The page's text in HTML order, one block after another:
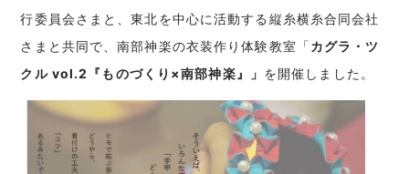
行委員会さまと、東北を中心に活動する縦糸横糸合同会社
さまと共同で、南部神楽の衣装作り体験教室「カグラ・ツ
クル vol.2『ものづくり×南部神楽』
」 を開催し ました。